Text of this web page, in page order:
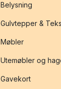
Belysning
Gulvtepper &
Møbler
Utemøbler og
Gavekort